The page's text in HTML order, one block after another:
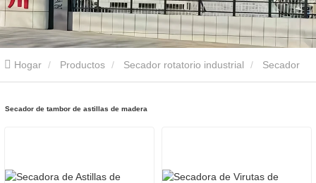
Hogar Productos Secador rotatorio industrial
Secador de tambor de astillas de madera